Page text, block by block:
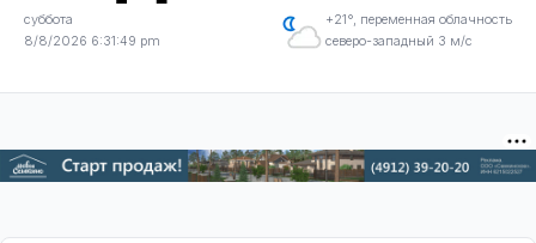
суббота
8/8/2026 6:31:49 pm
+21°, переменная облачность
северо-западный 3 м/с